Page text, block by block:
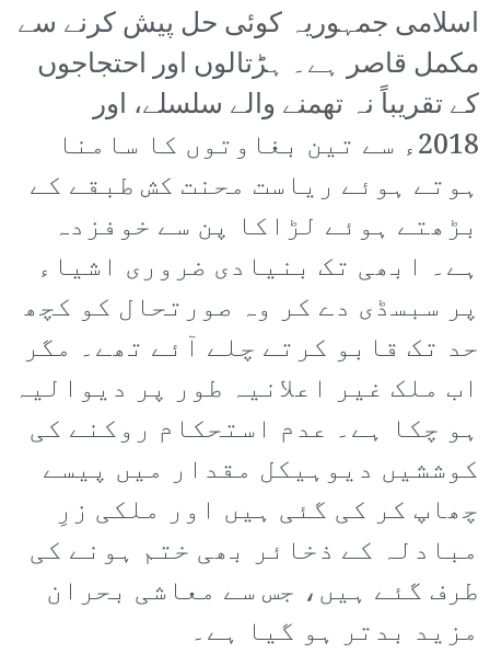
اسلامی جمہوریہ کوئی حل پیش کرنے سے
مکمل قاصر ہے۔ ہڑتالوں اور احتجاجوں
کے تقریباً نہ تھمنے والے سلسلے، اور
2018ء سے تین بغاوتوں کا سامنا
ہوتے ہوئے ریاست محنت کش طبقے کے
بڑھتے ہوئے لڑاکا پن سے خوفزدہ
ہے۔ ابھی تک بنیادی ضروری اشیاء
پر سبسڈی دے کر وہ صورتحال کو کچھ
حد تک قابو کرتے چلے آئے تھے۔ مگر
اب ملک غیر اعلانیہ طور پر دیوالیہ
ہو چکا ہے۔ عدم استحکام روکنے کی
کوششیں دیوہیکل مقدار میں پیسے
چھاپ کر کی گئی ہیں اور ملکی زرِ
مبادلہ کے ذخائر بھی ختم ہونے کی
طرف گئے ہیں، جس سے معاشی بحران
مزید بدتر ہو گیا ہے۔